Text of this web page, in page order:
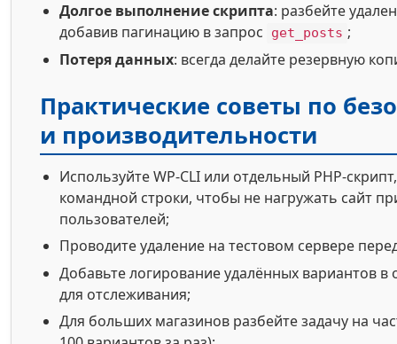
Долгое выполнение скрипта: разбейте
добавив пагинацию в запрос
get_posts ;
Потеря данных: всегда делайте резервную
Практические советы по
и производительности
Используйте WP-CLI или отдельный PHP-
командной строки, чтобы не нагружать сайт
пользователей;
Проводите удаление на тестовом сервере
Добавьте логирование удалённых вариантов
для отслеживания;
Для больших магазинов разбейте задачу на